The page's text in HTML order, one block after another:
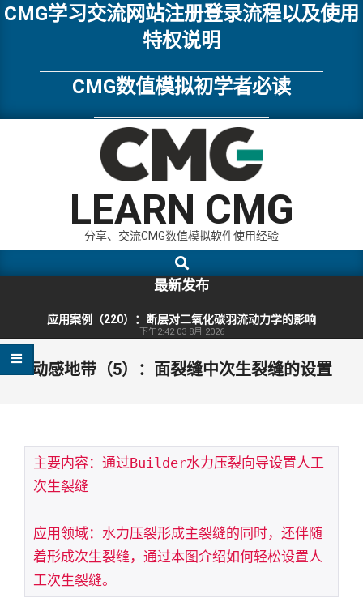
Skip
CMG学习交流网站注册登录流程以及使用
特权说明
CMG数值模拟初学者必读
LEARN CMG
分享、交流CMG数值模拟软件使用经验
Navigation
Search
最新发布
应用案例（220）：断层对二氧化碳羽流动力学的影响
下午2:42 03 8月 2026
动感地带（5）：面裂缝中次生裂缝的设置
主要内容：通过Builder水力压裂向导设置人工
次生裂缝
应用领域：水力压裂形成主裂缝的同时，还伴随
着形成次生裂缝，通过本图介绍如何轻松设置人
工次生裂缝。